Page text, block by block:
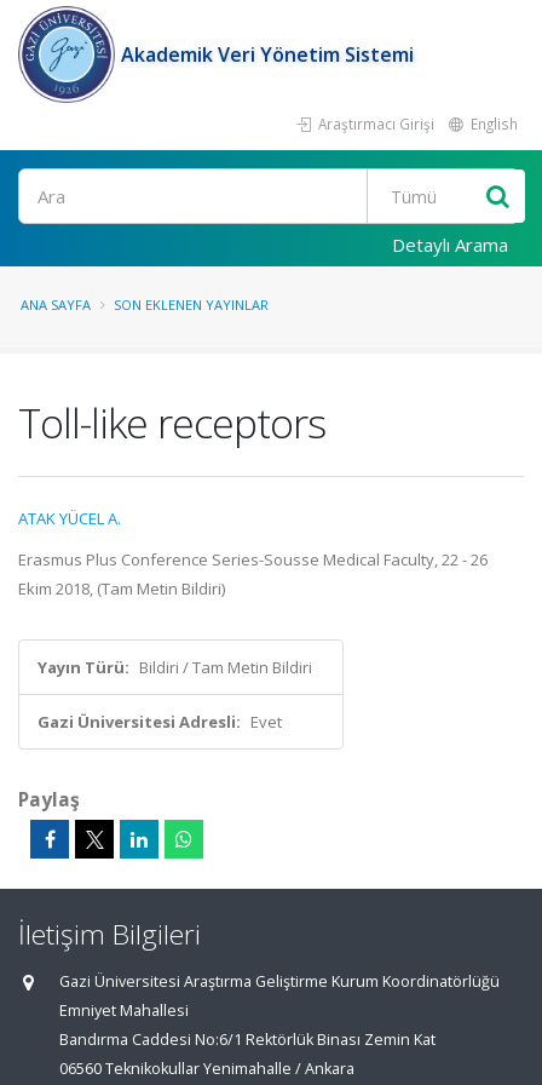
Akademik Veri Yönetim Sistemi
Araştırmacı Girişi English
Ara
Detaylı Arama
ANA SAYFA SON EKLENEN YAYINLAR
Toll-like receptors
ATAK YÜCEL A.
Erasmus Plus Conference Series-Sousse Medical Faculty, 22 - 26
Ekim 2018, (Tam Metin Bildiri)
Yayın Türü: Bildiri / Tam Metin Bildiri
Gazi Üniversitesi Adresli: Evet
Paylaş
İletişim Bilgileri
Gazi Üniversitesi Araştırma Geliştirme Kurum Koordinatörlüğü
Emniyet Mahallesi
Bandırma Caddesi No:6/1 Rektörlük Binası Zemin Kat
06560 Teknikokullar Yenimahalle / Ankara